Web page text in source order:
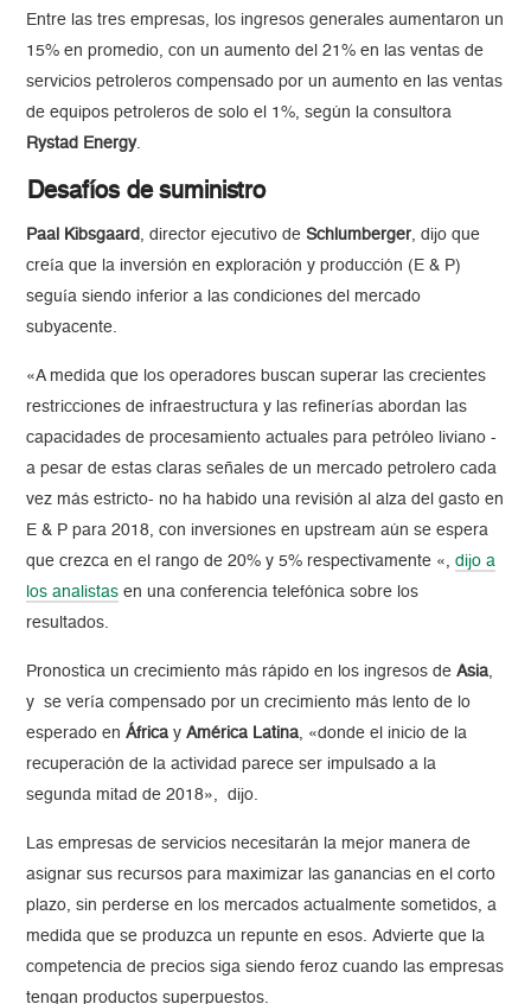
Entre las tres empresas, los ingresos generales aumentaron un
15% en promedio, con un aumento del 21% en las ventas de
servicios petroleros compensado por un aumento en las ventas
de equipos petroleros de solo el 1%, según la consultora
Rystad Energy.
Desafíos de suministro
Paal Kibsgaard , director ejecutivo de Schlumberger, dijo que
creía que la inversión en exploración y producción (E & P)
seguía siendo inferior a las condiciones del mercado
subyacente.
«A medida que los operadores buscan superar las crecientes
restricciones de infraestructura y las refinerías abordan las
capacidades de procesamiento actuales para petróleo liviano -
a pesar de estas claras señales de un mercado petrolero cada
vez más estricto- no ha habido una revisión al alza del gasto en
E & P para 2018, con inversiones en upstream aún se espera
que crezca en el rango de 20% y 5% respectivamente «,dijo a
los analistas en una conferencia telefónica sobre los
resultados.
Pronostica un crecimiento más rápido en los ingresos deAsia,
y se vería compensado por un crecimiento más lento de lo
esperado enÁfrica yAmérica Latina, «donde el inicio de la
recuperación de la actividad parece ser impulsado a la
segunda mitad de 2018», dijo.
Las empresas de servicios necesitarán la mejor manera de
asignar sus recursos para maximizar las ganancias en el corto
plazo, sin perderse en los mercados actualmente sometidos, a
medida que se produzca un repunte en esos. Advierte que la
competencia de precios siga siendo feroz cuando las empresas
tengan productos superpuestos.